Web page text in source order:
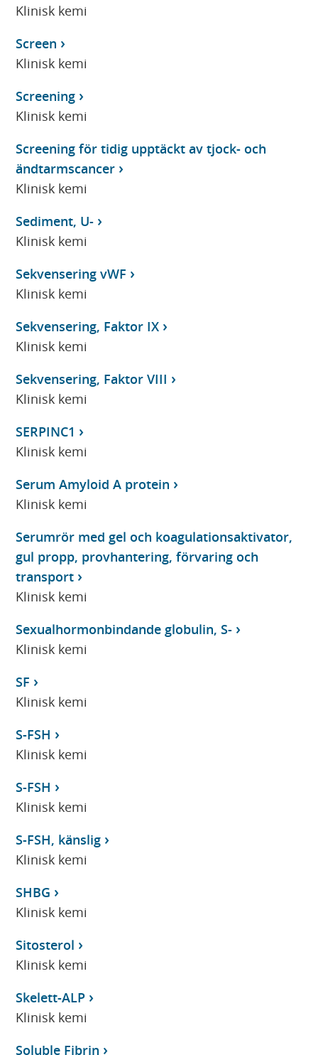
Klinisk kemi
Screen
Klinisk kemi
Screening
Klinisk kemi
Screening för tidig upptäckt av tjock- och
ändtarmscancer
Klinisk kemi
Sediment, U-
Klinisk kemi
Sekvensering vWF
Klinisk kemi
Sekvensering, Faktor IX
Klinisk kemi
Sekvensering, Faktor VIII
Klinisk kemi
SERPINC1
Klinisk kemi
Serum Amyloid A protein
Klinisk kemi
Serumrör med gel och koagulationsaktivator,
gul propp, provhantering, förvaring och
transport
Klinisk kemi
Sexualhormonbindande globulin, S-
Klinisk kemi
SF
Klinisk kemi
S-FSH
Klinisk kemi
S-FSH
Klinisk kemi
S-FSH, känslig
Klinisk kemi
SHBG
Klinisk kemi
Sitosterol
Klinisk kemi
Skelett-ALP
Klinisk kemi
Soluble Fibrin